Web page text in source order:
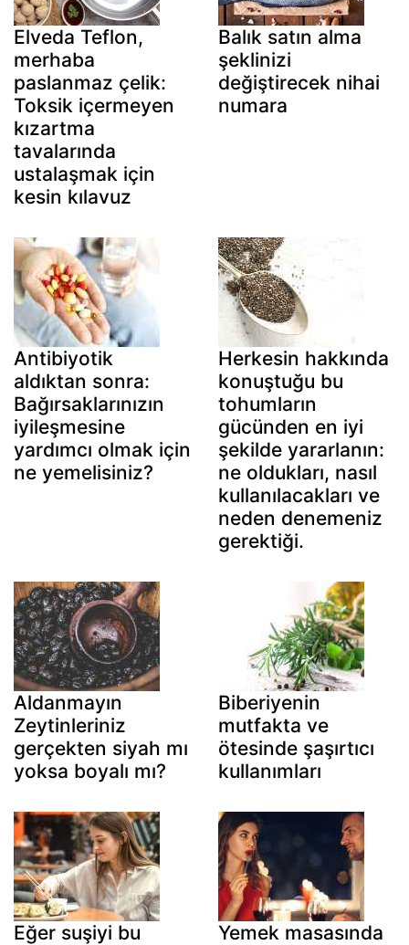
Elveda Teflon,
merhaba
paslanmaz çelik:
Toksik içermeyen
kızartma
tavalarında
ustalaşmak için
kesin kılavuz
Balık satın alma
şeklinizi
değiştirecek nihai
numara
Antibiyotik
aldıktan sonra:
Bağırsaklarınızın
iyileşmesine
yardımcı olmak için
ne yemelisiniz?
Herkesin hakkında
konuştuğu bu
tohumların
gücünden en iyi
şekilde yararlanın:
ne oldukları, nasıl
kullanılacakları ve
neden denemeniz
gerektiği.
Aldanmayın
Zeytinleriniz
gerçekten siyah mı
yoksa boyalı mı?
Biberiyenin
mutfakta ve
ötesinde şaşırtıcı
kullanımları
Eğer suşiyi bu
Yemek masasında